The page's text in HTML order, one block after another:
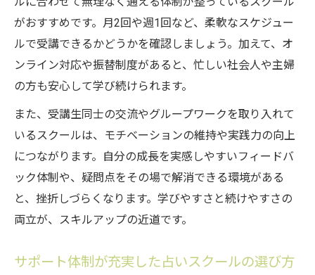
がおすすめです。月2回や週1回など、柔軟なスケジュー
ルで受講できるかどうかを確認しましょう。加えて、オ
ンライン対応や振替制度があると、忙しい社会人や主婦
の方も安心して学び続けられます。
また、受講生同士の交流やグループワークを取り入れて
いるスクールは、モチベーションの維持や実践力の向上
につながります。自分の成長を実感しやすいフィードバ
ック体制や、疑問点をその場で解消できる環境がある
と、挫折しづらくなります。学びやすさと続けやすさの
両立が、スキルアップの近道です。
サポート体制が充実した占いスクールの選び方